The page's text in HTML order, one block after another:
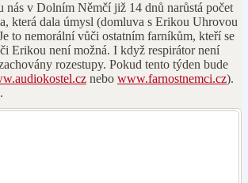
nás v Dolním Němčí již 14 dnů narůstá počet
která dala úmysl (domluva s Erikou Uhrovou
to nemorální vůči ostatním farníkům, kteří se
Erikou není možná. I když respirátor není
rozestupy. Pokud tento týden bude
nebo www.farnostnemci.cz).